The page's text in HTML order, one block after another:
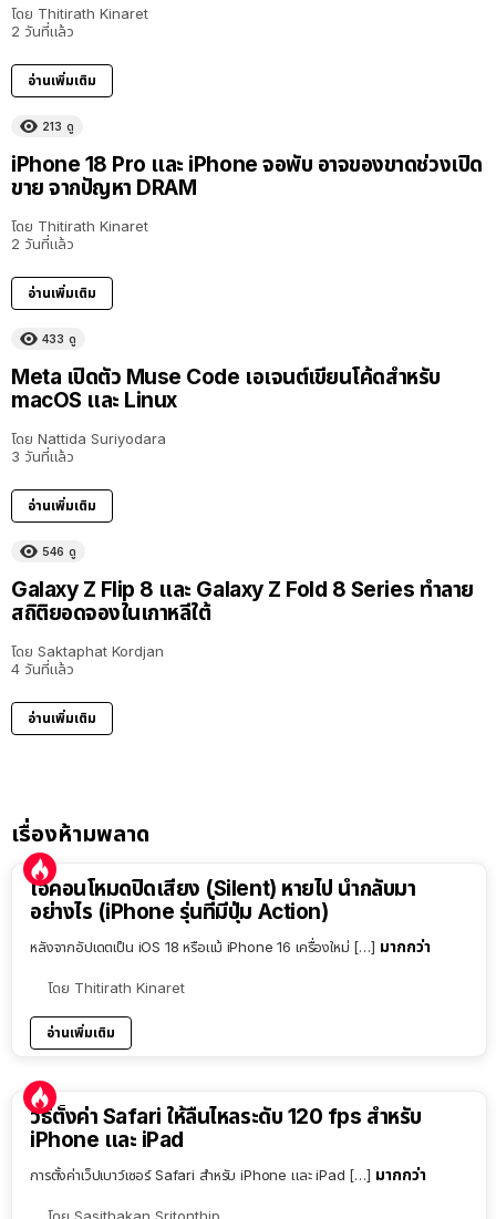
โดย Thitirath Kinaret
2 วันที่แล้ว
อ่านเพิ่มเติม
213 ดู
iPhone 18 Pro และ iPhone จอพับ อาจของขาดช่วงเปิด
ขาย จากปัญหา DRAM
โดย Thitirath Kinaret
2 วันที่แล้ว
อ่านเพิ่มเติม
433 ดู
Meta เปิดตัว Muse Code เอเจนต์เขียนโค้ดสำหรับ
macOS และ Linux
โดย Nattida Suriyodara
3 วันที่แล้ว
อ่านเพิ่มเติม
546 ดู
Galaxy Z Flip 8 และ Galaxy Z Fold 8 Series ทำลาย
สถิติยอดจองในเกาหลีใต้
โดย Saktaphat Kordjan
4 วันที่แล้ว
อ่านเพิ่มเติม
เรื่องห้ามพลาด
ไอคอนโหมดปิดเสียง (Silent) หายไป นำกลับมา
อย่างไร (iPhone รุ่นที่มีปุ่ม Action)
หลังจากอัปเดตเป็น iOS 18 หรือแม้ iPhone 16 เครื่องใหม่ […] มากกว่า
โดย Thitirath Kinaret
อ่านเพิ่มเติม
วิธีตั้งค่า Safari ให้ลื่นไหลระดับ 120 fps สำหรับ
iPhone และ iPad
การตั้งค่าเว็ปเบาว์เซอร์ Safari สำหรับ iPhone และ iPad […] มากกว่า